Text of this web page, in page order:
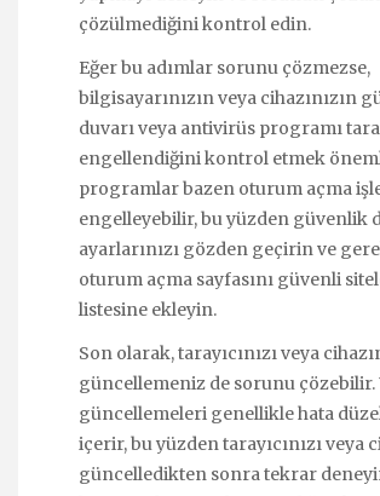
çözülmediğini kontrol edin.
Eğer bu adımlar sorunu çözmezse,
bilgisayarınızın veya cihazınızın
duvarı veya antivirüs programı
engellendiğini kontrol etmek
programlar bazen oturum açma
engelleyebilir, bu yüzden güvenlik
ayarlarınızı gözden geçirin ve
oturum açma sayfasını güvenli
listesine ekleyin.
Son olarak, tarayıcınızı veya
güncellemeniz de sorunu çözebilir.
güncellemeleri genellikle hata
içerir, bu yüzden tarayıcınızı veya
güncelledikten sonra tekrar